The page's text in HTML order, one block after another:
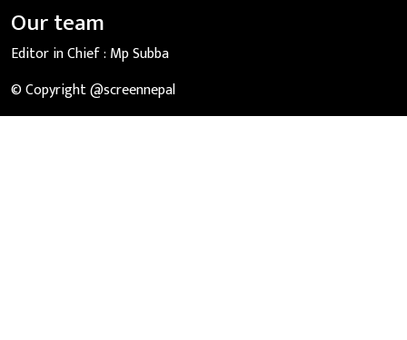
Our team
Editor in Chief : Mp Subba
© Copyright @screennepal